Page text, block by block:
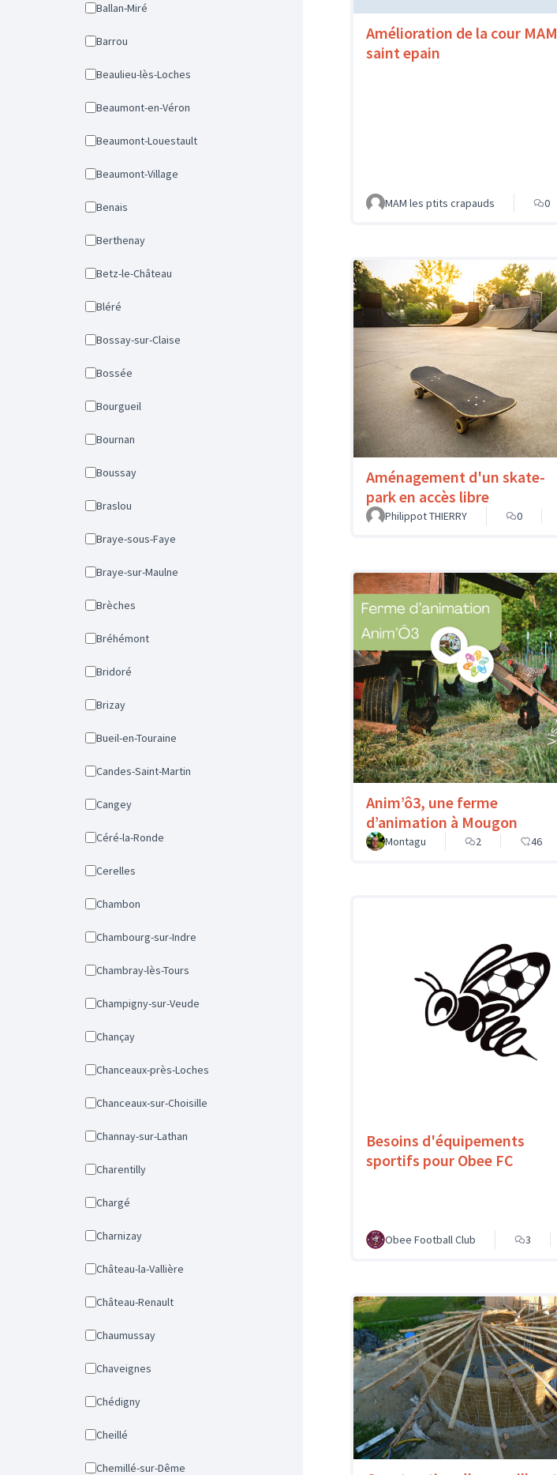
Ballan-Miré
Barrou
Beaulieu-lès-Loches
Beaumont-en-Véron
Beaumont-Louestault
Beaumont-Village
Benais
Berthenay
Betz-le-Château
Bléré
Bossay-sur-Claise
Bossée
Bourgueil
Bournan
Boussay
Braslou
Braye-sous-Faye
Braye-sur-Maulne
Brèches
Bréhémont
Bridoré
Brizay
Bueil-en-Touraine
Candes-Saint-Martin
Cangey
Céré-la-Ronde
Cerelles
Chambon
Chambourg-sur-Indre
Chambray-lès-Tours
Champigny-sur-Veude
Chançay
Chanceaux-près-Loches
Chanceaux-sur-Choisille
Channay-sur-Lathan
Charentilly
Chargé
Charnizay
Château-la-Vallière
Château-Renault
Chaumussay
Chaveignes
Chédigny
Cheillé
Chemillé-sur-Dême
Amélioration de la cour MAM
saint epain
MAM les ptits crapauds 0
Aménagement d'un skate-
park en accès libre
Philippot THIERRY
0
Anim’ô3, une ferme
d’animation à Mougon
Montagu
2 46
Besoins d'équipements
sportifs pour Obee FC
Obee Football Club 3